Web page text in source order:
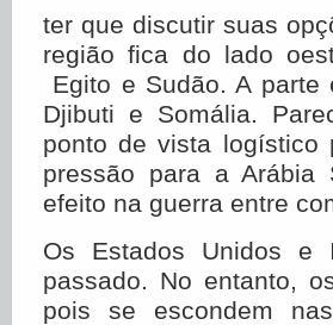
ter que discutir suas
região fica do lado
Egito e Sudão. A
Djibuti e Somália.
ponto de vista logístico
pressão para a Arábia
efeito na guerra entre
Os Estados Unidos e
passado. No entanto,
pois se escondem